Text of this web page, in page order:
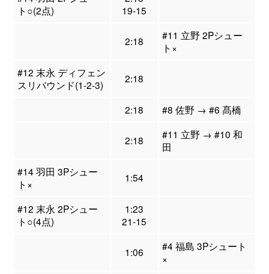
ト○(2点)
19-15
2:18
#11 立野 2Pシュー
ト×
#12 末永 ディフェン
スリバウンド(1-2-3)
2:18
2:18 #8 佐野 → #6 髙橋
2:18
#11 立野 → #10 和
田
#14 羽田 3Pシュー
ト×
1:54
#12 末永 2Pシュー
ト○(4点)
1:23
21-15
1:06
#4 福島 3Pシュート
×